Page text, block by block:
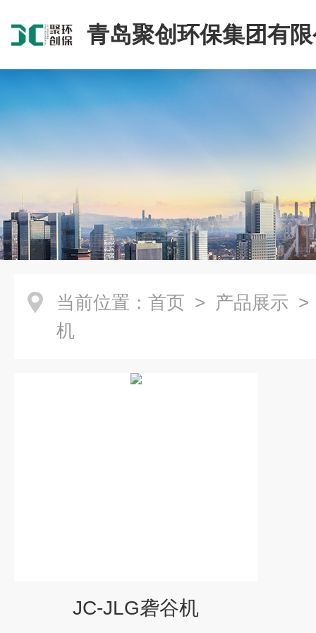
青岛聚创环保集团有
当前位置： 首页 > 产品展示
机
JC-JLG砻谷机